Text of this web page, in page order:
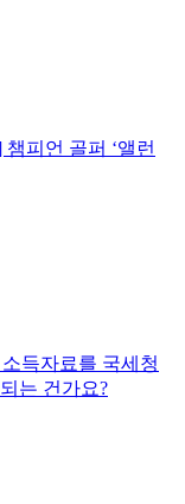
피언 골퍼 ‘앨런
득자료를 국세청
는 건가요?